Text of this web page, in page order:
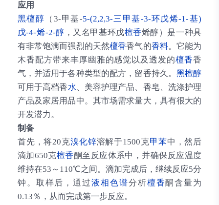
应用
黑檀醇 （3-甲基-5-(2,2,3-三甲基-3-环戊烯-1-基)
戊-4-烯-2-醇 ，又名甲基环戊檀香烯醇）是一种具
有非常饱满而强烈的天然檀香香气的香料。它能为
木香配方带来丰厚幽雅的感觉以及透发的檀香香
气，并适用于各种类型的配方，留香持久。 黑檀醇
可用于高档香水、美容护理产品、香皂、洗涤护理
产品及家居用品中。其市场需求量大，具有很大的
开发潜力。
制备
首先，将20克溴化锌溶解于1500克甲苯中，然后
滴加650克檀香酮至反应体系中，并确保反应温度
维持在53～110℃之间。滴加完成后，继续反应5分
钟。取样后，通过液相色谱分析檀香酮含量为
0.13％，从而完成第一步反应。